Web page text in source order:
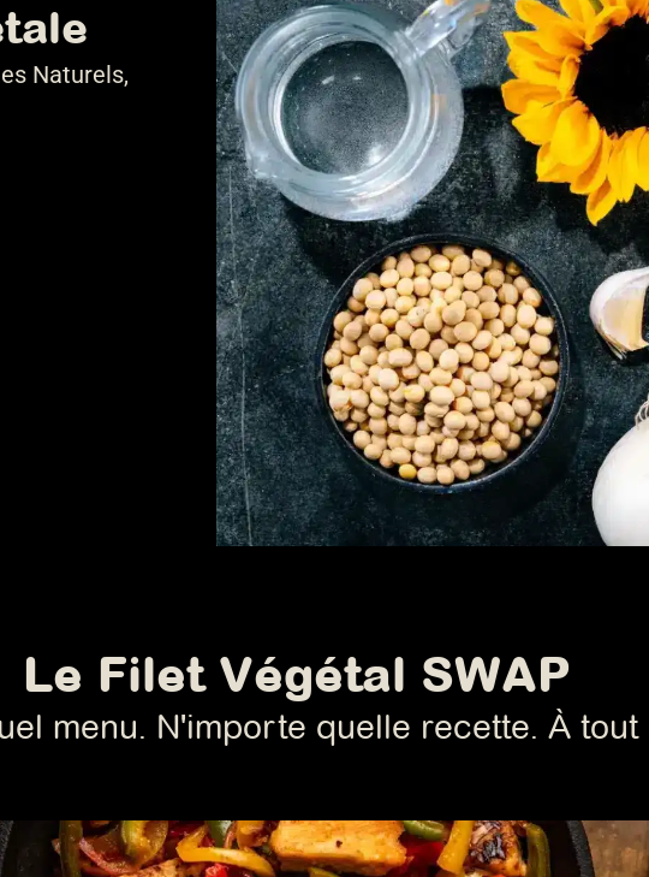
Naturels,
Le Filet Végétal SWAP
menu. N'importe quelle recette. À tout